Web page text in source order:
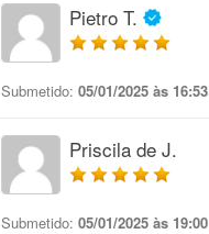
Pietro T.
Submetido: 05/01/2025 às 16:53
Priscila de J.
Submetido: 05/01/2025 às 19:00